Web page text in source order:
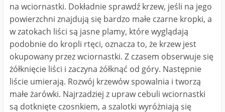
na wciornastki. Dokładnie sprawdź krzew, jeśli na jego
powierzchni znajdują się bardzo małe czarne kropki, a
w zatokach liści są jasne plamy, które wyglądają
podobnie do kropli rtęci, oznacza to, że krzew jest
okupowany przez wciornastki. Z czasem obserwuje się
żółknięcie liści i zaczyna żółknąć od góry. Następnie
liście umierają. Rozwój krzewów spowalnia i tworzą
małe żarówki. Najrzadziej z upraw cebuli wciornastki
są dotknięte czosnkiem, a szalotki wyróżniają się